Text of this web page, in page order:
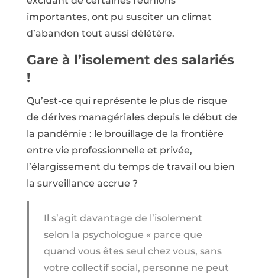
importantes, ont pu susciter un climat
d’abandon tout aussi délétère.
Gare à l’isolement des salariés
!
Qu’est-ce qui représente le plus de risque
de dérives managériales depuis le début de
la pandémie : le brouillage de la frontière
entre vie professionnelle et privée,
l’élargissement du temps de travail ou bien
la surveillance accrue ?
Il s’agit davantage de l’isolement
selon la psychologue « parce que
quand vous êtes seul chez vous, sans
votre collectif social, personne ne peut